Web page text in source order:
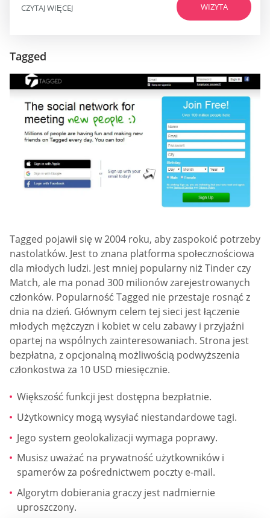
WIZYTA
CZYTAJ WIĘCEJ
Tagged
Tagged pojawił się w 2004 roku, aby zaspokoić potrzeby
nastolatków. Jest to znana platforma społecznościowa
dla młodych ludzi. Jest mniej popularny niż Tinder czy
Match, ale ma ponad 300 milionów zarejestrowanych
członków. Popularność Tagged nie przestaje rosnąć z
dnia na dzień. Głównym celem tej sieci jest łączenie
młodych mężczyzn i kobiet w celu zabawy i przyjaźni
opartej na wspólnych zainteresowaniach. Strona jest
bezpłatna, z opcjonalną możliwością podwyższenia
członkostwa za 10 USD miesięcznie.
Większość funkcji jest dostępna bezpłatnie.
Użytkownicy mogą wysyłać niestandardowe tagi.
Jego system geolokalizacji wymaga poprawy.
Musisz uważać na prywatność użytkowników i
spamerów za pośrednictwem poczty e-mail.
Algorytm dobierania graczy jest nadmiernie
uproszczony.